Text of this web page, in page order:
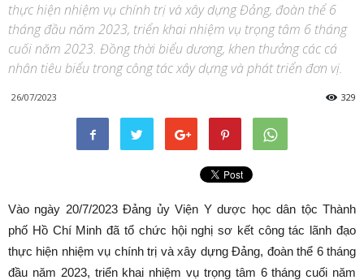
thực hiện nhiệm vụ chính trị và xây dựng Đảng, đoàn thể 6
tháng đầu năm 2023, triển khai nhiệm vụ trọng tâm 6 tháng
cuối năm 2023. Đồng thời biểu dương, khen thưởng các cá
nhân tiêu biểu trong công tác xây dựng và phát triển đơn vị.
26/07/2023 329
Vào ngày 20/7/2023 Đảng ủy Viện Y dược học dân tộc Thành
phố Hồ Chí Minh đã tổ chức hội nghị sơ kết công tác lãnh đạo
thực hiện nhiệm vụ chính trị và xây dựng Đảng, đoàn thể 6 tháng
đầu năm 2023, triển khai nhiệm vụ trọng tâm 6 tháng cuối năm